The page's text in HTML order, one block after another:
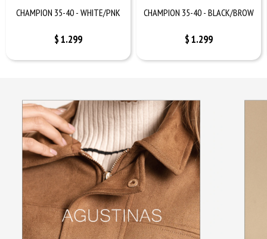
CHAMPION 35-40 - WHITE/PNK
$1.299
CHAMPION 35-40 - BLACK/BROW
$1.299